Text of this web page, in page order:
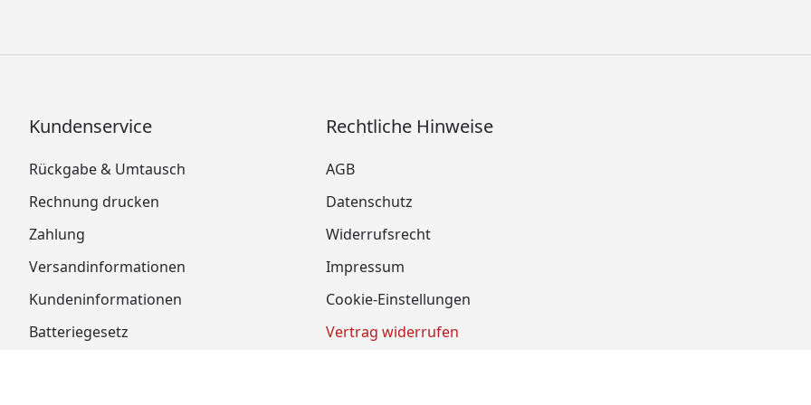
Kundenservice
Rückgabe & Umtausch
Rechnung drucken
Zahlung
Versandinformationen
Kundeninformationen
Batteriegesetz
Rechtliche Hinweise
AGB
Datenschutz
Widerrufsrecht
Impressum
Cookie-Einstellungen
Vertrag widerrufen